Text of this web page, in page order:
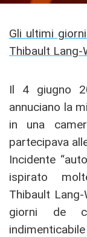
Gli ultimi
Thibault Lang-
Il 4 giugno
annuciano la
in una
partecipava
Incidente
ispirato
Thibault
giorni de